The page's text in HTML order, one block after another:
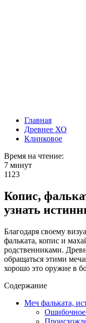
Главная
Древнее ХО
Клинковое
Время на чтение:
7 минут
1123
Копис,
узнать
Благодаря своему
фальката, копис и
родственниками.
обращаться этими
хорошо это оружие в
Содержание
Меч фальката,
Ошибочное